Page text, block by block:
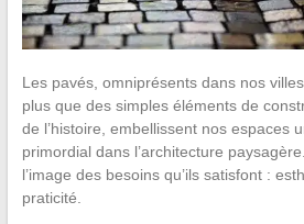
Les pavés, omniprésents dans nos
plus que des simples éléments de
de l’histoire, embellissent nos espaces
primordial dans l’architecture
l’image des besoins qu’ils satisfont :
praticité.